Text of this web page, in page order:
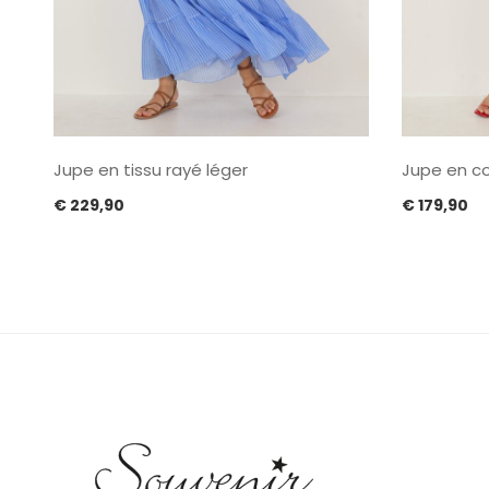
Jupe en tissu rayé léger
€229,90
Jupe en
€179,90